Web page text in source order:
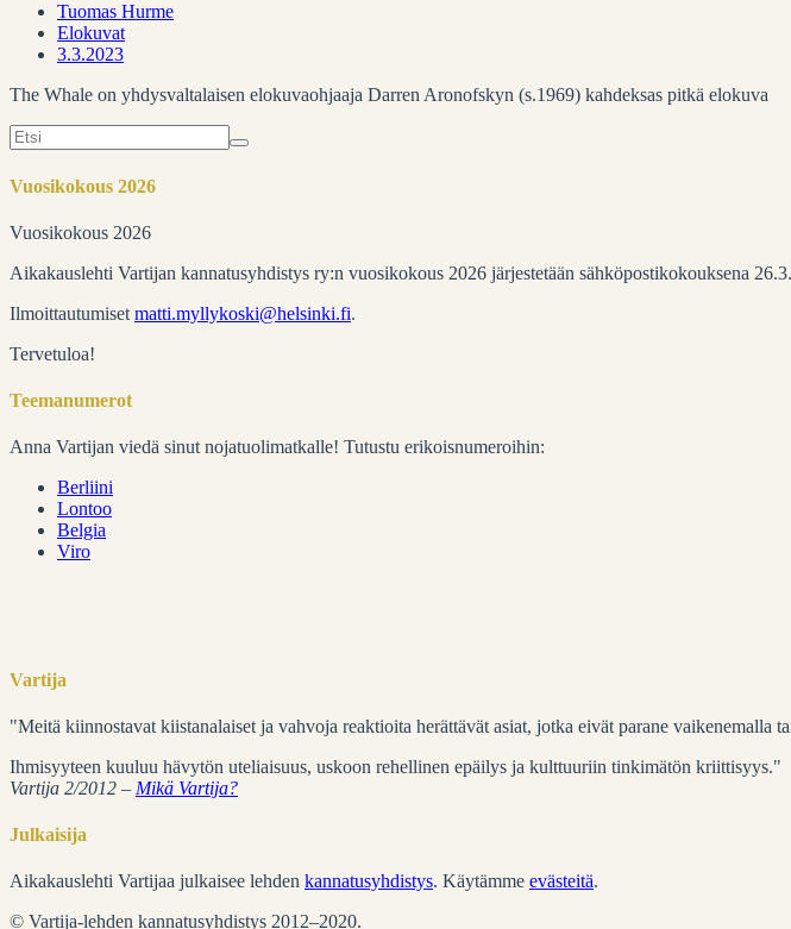
Tuomas Hurme
Elokuvat
3.3.2023
The Whale on yhdysvaltalaisen elokuvaohjaaja Darren Aronofskyn (s.1969) kahdeksas pitkä elokuva
Search
for:
Vuosikokous 2026
Vuosikokous 2026
Aikakauslehti Vartijan kannatusyhdistys ry:n vuosikokous 2026 järjestetään sähköpostikokouksena
Ilmoittautumiset matti.myllykoski@helsinki.fi.
Tervetuloa!
Teemanumerot
Anna Vartijan viedä sinut nojatuolimatkalle! Tutustu erikoisnumeroihin:
Berliini
Lontoo
Belgia
Viro
Vartija
"Meitä kiinnostavat kiistanalaiset ja vahvoja reaktioita herättävät asiat, jotka eivät parane
Ihmisyyteen kuuluu hävytön uteliaisuus, uskoon rehellinen epäilys ja kulttuuriin tinkimätön kriittisyys."
Vartija 2/2012 – Mikä Vartija?
Julkaisija
Aikakauslehti Vartijaa julkaisee lehden kannatusyhdistys. Käytämme evästeitä.
© Vartija-lehden kannatusyhdistys 2012–2020.